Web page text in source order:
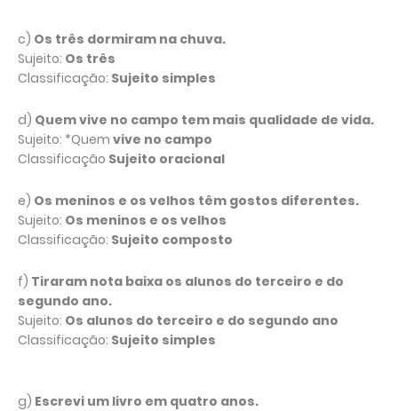
c) Os três dormiram na chuva.
Sujeito: Os três
Classificação: Sujeito simples
d) Quem vive no campo tem mais qualidade de vida.
Sujeito: *Quem vive no campo
Classificação Sujeito oracional
e) Os meninos e os velhos têm gostos diferentes.
Sujeito: Os meninos e os velhos
Classificação: Sujeito composto
f) Tiraram nota baixa os alunos do terceiro e do
segundo ano.
Sujeito: Os alunos do terceiro e do segundo ano
Classificação: Sujeito simples
g) Escrevi um livro em quatro anos.